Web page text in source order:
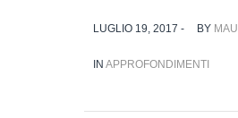
LUGLIO 19, 2017 - BY
IN APPROFONDIMENTI